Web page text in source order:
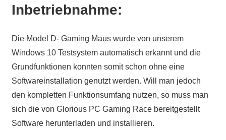
Inbetriebnahme:
Die Model D- Gaming Maus wurde von unserem
Windows 10 Testsystem automatisch erkannt und die
Grundfunktionen konnten somit schon ohne eine
Softwareinstallation genutzt werden. Will man jedoch
den kompletten Funktionsumfang nutzen, so muss man
sich die von Glorious PC Gaming Race bereitgestellt
Software herunterladen und installieren.